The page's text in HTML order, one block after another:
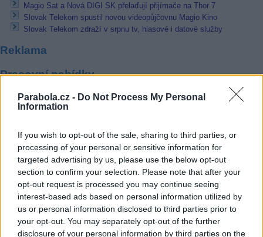
Parabola.cz - Do Not Process My Personal
Information
If you wish to opt-out of the sale, sharing to third parties, or
processing of your personal or sensitive information for
targeted advertising by us, please use the below opt-out
section to confirm your selection. Please note that after your
opt-out request is processed you may continue seeing
interest-based ads based on personal information utilized by
us or personal information disclosed to third parties prior to
your opt-out. You may separately opt-out of the further
disclosure of your personal information by third parties on the
Magio Sat a Nová DIGI SK přelaďují přijímače na Thor 7
Slovak Telekom spustil novou videopůjčovnu Magio Kino
Slovak Telekom zdraží v srpnu tv, hlasové i datové služby
Reklama
Pracovní nabídky
07.08.2026 -Bosch Powertrain s.r.o. Jihlava • linkový střídač • mzda
48.400 Kč • příspěvek na ubytování (Jihlava, okres Jihlava)
okres Jihlava)
06.08.2026 - Bosch Powertrain s.r.o. Jihlava • CNC operátor• mzda
Kč • náborový bonus 50.000 Kč • příspěvek na ubytování (Jihlava,
Jihlava)
Bosch Powertrain s.r.o. • montážní dělník • mzda 44.700
týdenní zálohy na mzdu 2.000 Kč (Jihlava, okres Jihlava)
06.08.2026 -Bosch Powertrain s.r.o. Jihlava • práce ve skladu • mzda
48.400 Kč • náborový bonus 50.000 Kč • ubytování (Jihlava, okres
... další nabídky zaměstnání